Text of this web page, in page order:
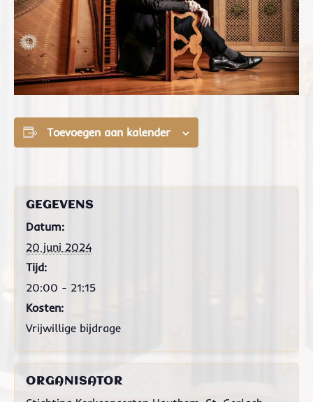
Toevoegen aan kalender
GEGEVENS
Datum:
20 juni 2024
Tijd:
20:00 - 21:15
Kosten:
Vrijwillige bijdrage
ORGANISATOR